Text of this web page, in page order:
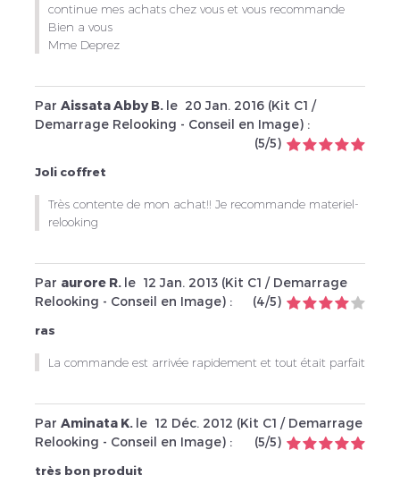
continue mes achats chez vous et vous recommande
Bien a vous
Mme Deprez
Par Aissata Abby B. le 20 Jan. 2016 (Kit C1 /
Demarrage Relooking - Conseil en Image) :
(5/5)
Joli coffret
Très contente de mon achat!! Je recommande materiel-
relooking
Par aurore R. le 12 Jan. 2013 (Kit C1 / Demarrage
Relooking - Conseil en Image) : (4/5)
ras
La commande est arrivée rapidement et tout était parfait
Par Aminata K. le 12 Déc. 2012 (Kit C1 / Demarrage
Relooking - Conseil en Image) : (5/5)
très bon produit